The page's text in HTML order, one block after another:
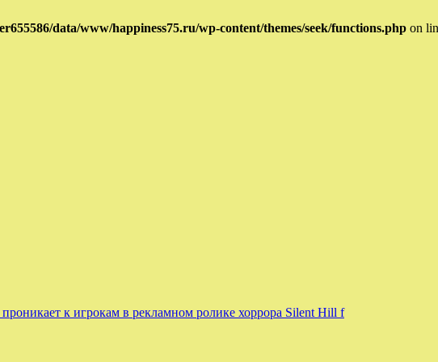
data/www/happiness75.ru/wp-content/themes/seek/functions.php on
к игрокам в рекламном ролике хоррора Silent Hill f